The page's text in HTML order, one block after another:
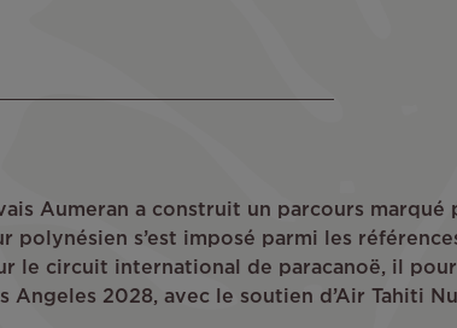
Aumeran a construit un parcours
polynésien s’est imposé parmi les
le circuit international de paracanoë, il
2028, avec le soutien d’Air Tahiti